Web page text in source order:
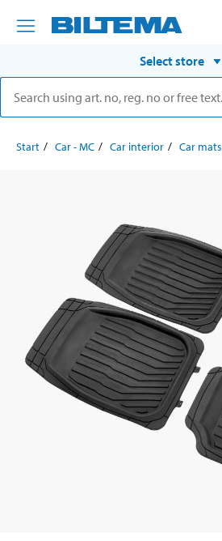
Select store
Start Car - MC Car interior Car mats